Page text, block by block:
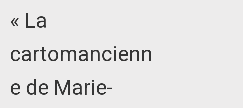
« La
cartomancienn
e de Marie-